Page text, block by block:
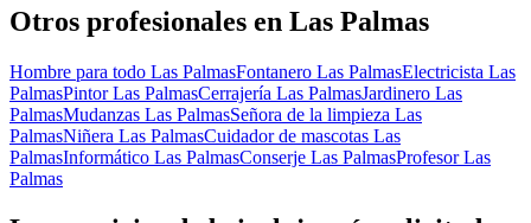
Otros profesionales en Las Palmas
Hombre para todo Las PalmasFontanero Las PalmasElectricista Las
PalmasPintor Las PalmasCerrajería Las PalmasJardinero Las
PalmasMudanzas Las PalmasSeñora de la limpieza Las
PalmasNiñera Las PalmasCuidador de mascotas Las
PalmasInformático Las PalmasConserje Las PalmasProfesor Las
Palmas